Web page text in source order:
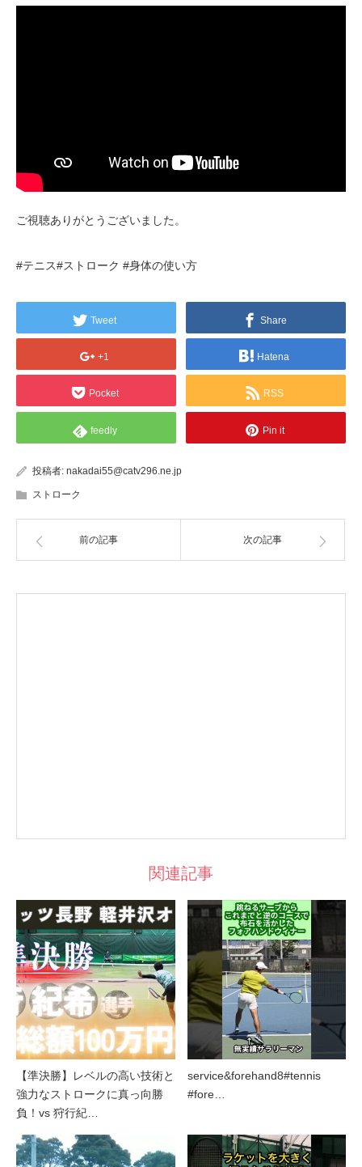
ご視聴ありがとうございました。
#テニス#ストローク #身体の使い方
Tweet Share
+1 Hatena
Pocket RSS
feedly Pin it
投稿者: nakadai55@catv296.ne.jp
ストローク
前の記事 次の記事
関連記事
【準決勝】レベルの高い技術と
強力なストロークに真っ向勝
負！vs 狩行紀…
service&forehand8#tennis
#fore…